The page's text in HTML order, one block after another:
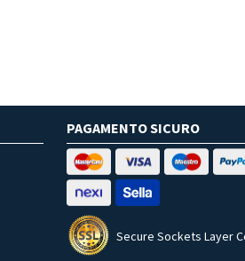
PAGAMENTO SICURO
Secure Sockets Layer